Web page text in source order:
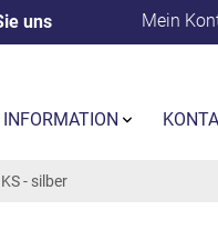
uns Mein
- silber
INFORMATION